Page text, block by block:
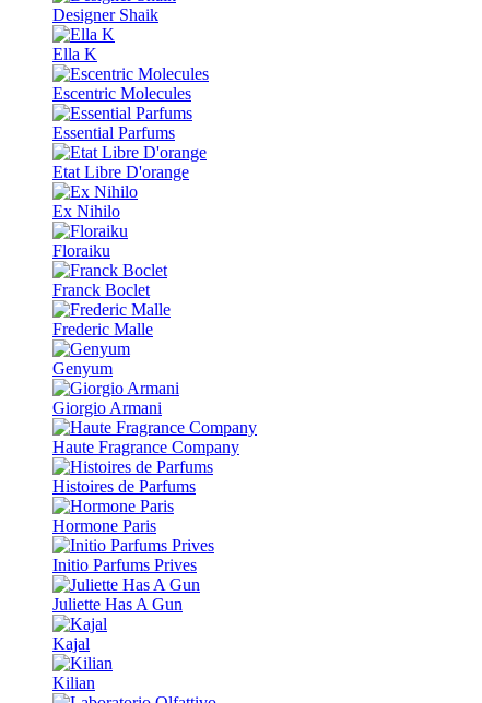
Designer Shaik
Ella K
Escentric Molecules
Essential Parfums
Etat Libre D'orange
Ex Nihilo
Floraiku
Franck Boclet
Frederic Malle
Genyum
Giorgio Armani
Haute Fragrance Company
Histoires de Parfums
Hormone Paris
Initio Parfums Prives
Juliette Has A Gun
Kajal
Kilian